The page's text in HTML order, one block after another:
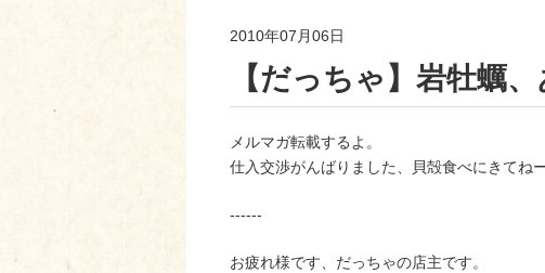
2010年07月06日
【だっちゃ】岩牡蠣
メルマガ転載するよ。
仕入交渉がんばりました、貝殻食べにきてねー
‐‐‐‐‐‐
お疲れ様です、だっちゃの店主です。